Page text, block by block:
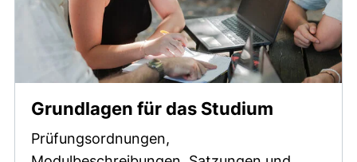
Grundlagen für das Studium
Prüfungsordnungen,